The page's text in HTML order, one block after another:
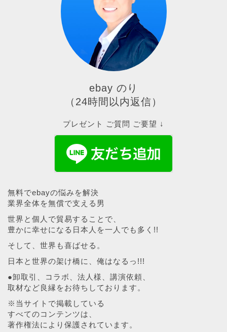
ebay のり
（24時間以内返信）
プレゼント ご質問 ご要望 ↓
無料でebayの悩みを解決
業界全体を無償で支える男
世界と個人で貿易することで、
豊かに幸せになる日本人を一人でも多く!!
そして、世界も喜ばせる。
日本と世界の架け橋に、俺はなるっ!!!
●卸取引、コラボ、法人様、講演依頼、
取材など良縁をお待ちしております。
※当サイトで掲載している
すべてのコンテンツは、
著作権法により保護されています。